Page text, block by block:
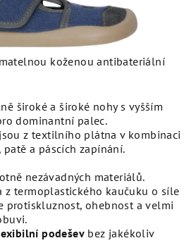
koženou antibateriální
široké a široké nohy s vyšším
dominantní palec.
z textilního plátna v kombinaci
a páscích zapínání.
nezávadných materiálů.
z termoplastického kaučuku o síle
protiskluznost, ohebnost a velmi
podešev bez jakékoliv